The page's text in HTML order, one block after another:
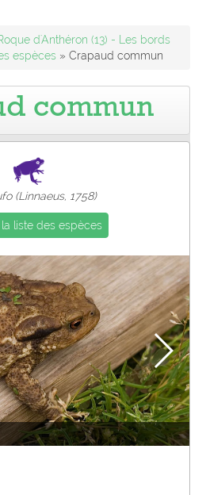
d'Anthéron (13) - Les bords
espèces » Crapaud commun
commun
(Linnaeus, 1758)
la liste des espèces